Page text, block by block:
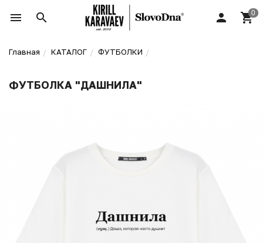
Главная КАТАЛОГ ФУТБОЛКИ
ФУТБОЛКА "ДАШНИЛА"